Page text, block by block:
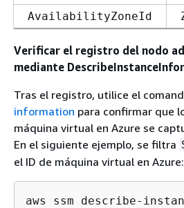
AvailabilityZoneId
Verificar el registro del nodo
mediante
Tras el registro, utilice el
information para confirmar que
máquina virtual en Azure se
En el siguiente ejemplo, se filtra
el ID de máquina virtual en Azure:
aws ssm describe-